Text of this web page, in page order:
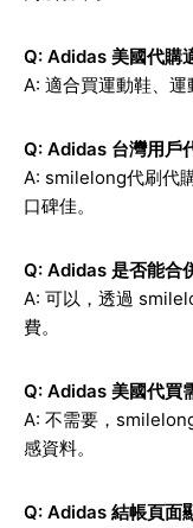
Q: Adidas 美國代購
A: 適合買運動鞋、運
Q: Adidas 台灣用戶
A: smilelong代刷代
口碑佳。
Q: Adidas 是否能合
A: 可以，透過
費。
Q: Adidas 美國代買
A: 不需要，
感資料。
Q: Adidas 結帳頁面